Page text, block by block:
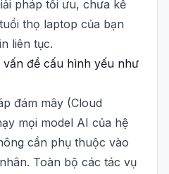
pháp tối ưu, chưa kể
thọ laptop của bạn
liên tục.
vấn đề cấu hình yếu như
đám mây (Cloud
mọi model AI của hệ
cần phụ thuộc vào
Toàn bộ các tác vụ